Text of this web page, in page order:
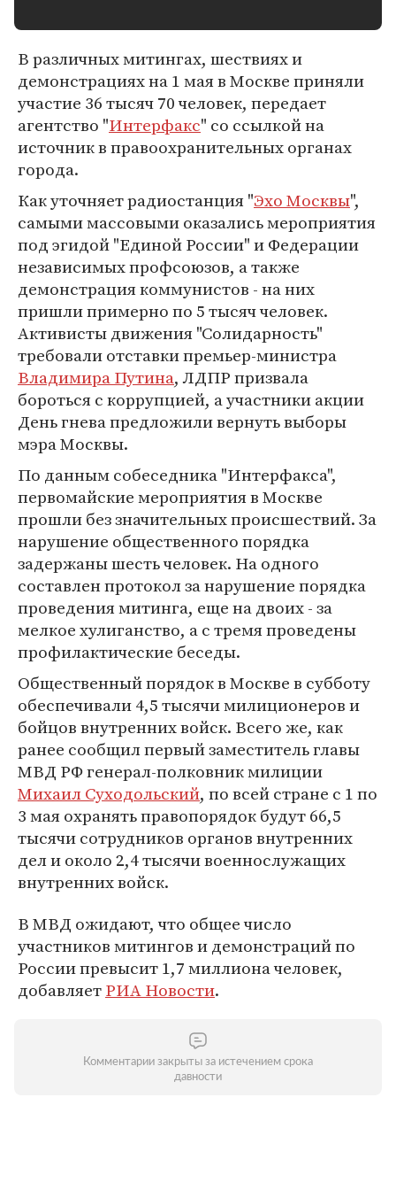
В различных митингах, шествиях и
демонстрациях на 1 мая в Москве приняли
участие 36 тысяч 70 человек, передает
агентство "Интерфакс" со ссылкой на
источник в правоохранительных органах
города.
Как уточняет радиостанция "Эхо Москвы",
самыми массовыми оказались мероприятия
под эгидой "Единой России" и Федерации
независимых профсоюзов, а также
демонстрация коммунистов - на них
пришли примерно по 5 тысяч человек.
Активисты движения "Солидарность"
требовали отставки премьер-министра
Владимира Путина, ЛДПР призвала
бороться с коррупцией, а участники акции
День гнева предложили вернуть выборы
мэра Москвы.
По данным собеседника "Интерфакса",
первомайские мероприятия в Москве
прошли без значительных происшествий. За
нарушение общественного порядка
задержаны шесть человек. На одного
составлен протокол за нарушение порядка
проведения митинга, еще на двоих - за
мелкое хулиганство, а с тремя проведены
профилактические беседы.
Общественный порядок в Москве в субботу
обеспечивали 4,5 тысячи милиционеров и
бойцов внутренних войск. Всего же, как
ранее сообщил первый заместитель главы
МВД РФ генерал-полковник милиции
Михаил Суходольский, по всей стране с 1 по
3 мая охранять правопорядок будут 66,5
тысячи сотрудников органов внутренних
дел и около 2,4 тысячи военнослужащих
внутренних войск.
В МВД ожидают, что общее число
участников митингов и демонстраций по
России превысит 1,7 миллиона человек,
добавляетРИА Новости.
Комментарии закрыты за истечением срока
давности